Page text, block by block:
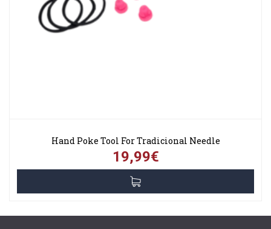
Hand Poke Tool For Tradicional Needle
19,99€